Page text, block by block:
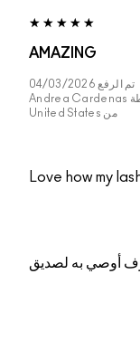
AMAZING
تم الرفع 04/03/2026
Andrea Cardenas
من United States
Love how my
أوصي به لصديق